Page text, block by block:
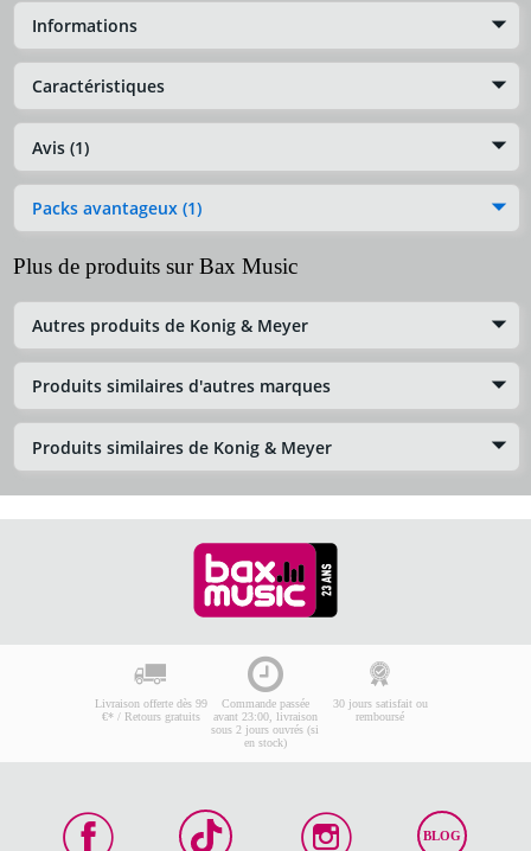
Informations
Caractéristiques
Avis (1)
Packs avantageux (1)
Plus de produits sur Bax Music
Autres produits de Konig & Meyer
Produits similaires d'autres marques
Produits similaires de Konig & Meyer
Livraison offerte dès 99
€* / Retours gratuits
Commande passée
avant 23:00, livraison
sous 2 jours ouvrés (si
en stock)
30 jours satisfait ou
remboursé
BLOG